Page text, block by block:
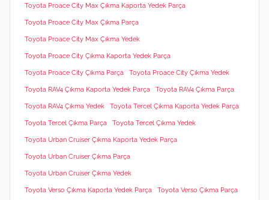
Toyota Proace City Max Çıkma Kaporta Yedek Parça
Toyota Proace City Max Çıkma Parça
Toyota Proace City Max Çıkma Yedek
Toyota Proace City Çıkma Kaporta Yedek Parça
Toyota Proace City Çıkma Parça Toyota Proace City Çıkma Yedek
Toyota RAV4 Çıkma Kaporta Yedek Parça Toyota RAV4 Çıkma Parça
Toyota RAV4 Çıkma Yedek Toyota Tercel Çıkma Kaporta Yedek Parça
Toyota Tercel Çıkma Parça Toyota Tercel Çıkma Yedek
Toyota Urban Cruiser Çıkma Kaporta Yedek Parça
Toyota Urban Cruiser Çıkma Parça
Toyota Urban Cruiser Çıkma Yedek
Toyota Verso Çıkma Kaporta Yedek Parça Toyota Verso Çıkma Parça